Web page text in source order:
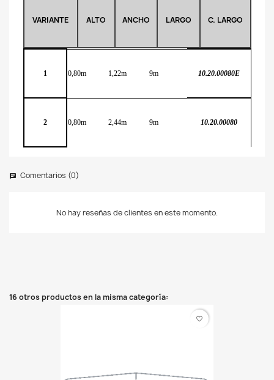
VARIANTE ALTO ANCHO LARGO C. LARGO
1 0,80m 1,22m 9m 10.20.00080E
2 0,80m 2,44m 9m 10.20.00080
Comentarios (0)
No hay reseñas de clientes en este momento.
16 otros productos en la misma categoría:
favorite_border